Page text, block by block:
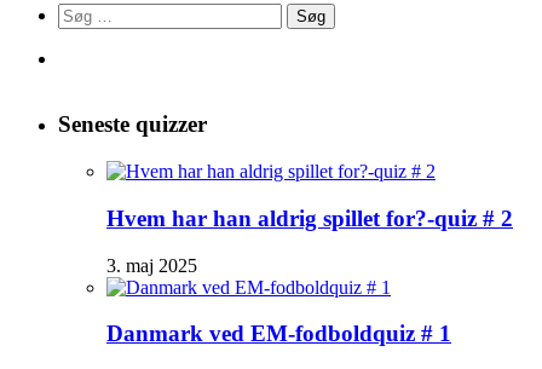
Søg
efter:
Seneste quizzer
Hvem har han aldrig spillet for?-quiz # 2
3. maj 2025
Danmark ved EM-fodboldquiz # 1